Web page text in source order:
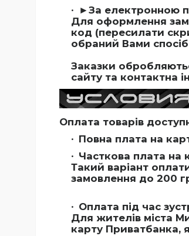
►За електронною
Для оформлення
код (пересилати
обраний Вами
Заказки
сайту та контактна
Оплата товарів
Повна плата на
Часткова плата на
Такий варіант
замовлення до 200
Оплата під час
Для жителів міста
карту Приватбанка,